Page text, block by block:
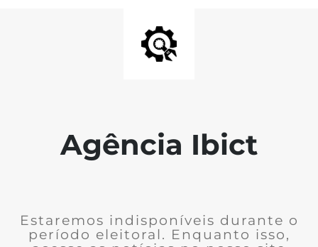
Agência Ibict
Estaremos indisponíveis durante o
período eleitoral. Enquanto isso,